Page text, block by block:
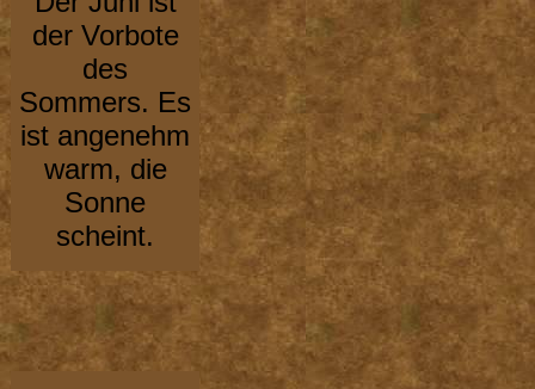
der Vorbote
des
Sommers. Es
ist angenehm
warm, die
Sonne
scheint.